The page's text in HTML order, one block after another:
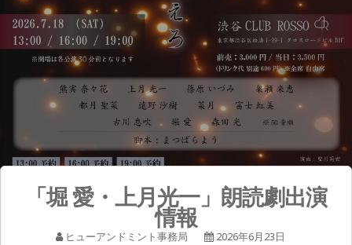
「堀 愛・上月光一」朗読劇出演
情報
ヒューアンドミント事務局 2026年6月23日